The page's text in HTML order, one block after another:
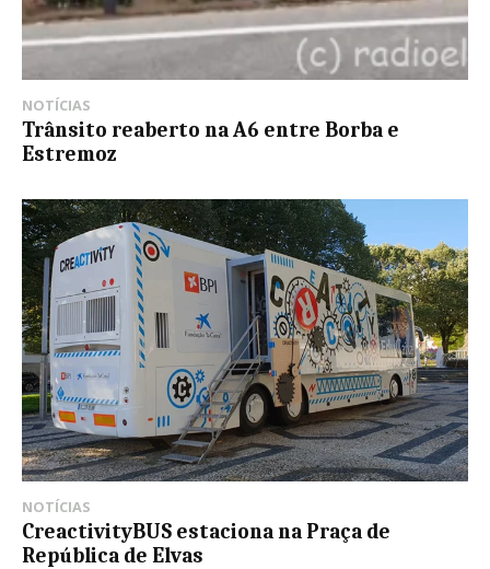
NOTÍCIAS
Trânsito reaberto na A6 entre Borba e
Estremoz
NOTÍCIAS
CreactivityBUS estaciona na Praça de
República de Elvas